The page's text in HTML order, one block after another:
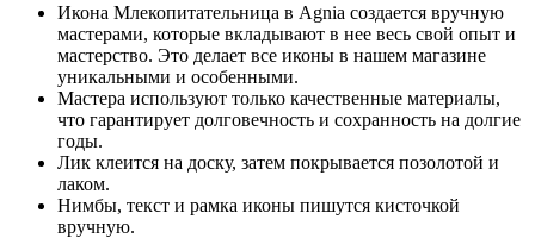
Икона Млекопитательница в Agnia создается вручную
мастерами, которые вкладывают в нее весь свой опыт и
мастерство. Это делает все иконы в нашем магазине
уникальными и особенными.
Мастера используют только качественные материалы,
что гарантирует долговечность и сохранность на долгие
годы.
Лик клеится на доску, затем покрывается позолотой и
лаком.
Нимбы, текст и рамка иконы пишутся кисточкой
вручную.